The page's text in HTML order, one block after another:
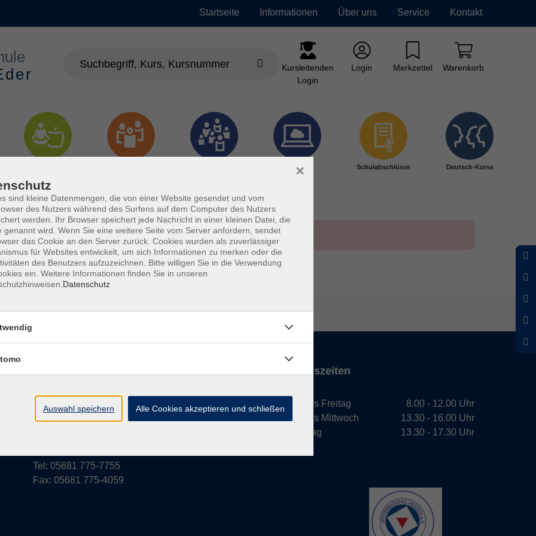
Startseite Informationen Über uns Service Kontakt
Kursleitenden
Login
Login Merkzettel Warenkorb
Digitales
Lernen
Schulabschlüsse Deutsch-Kurse
Barrierefreiheit Widerruf
Parkstraße 6
34576 Homberg (Efze)
Tel: 05681 775-7755
Fax: 05681 775-4059
Öffnungszeiten
Montag bis Freitag
Montag bis Mittwoch
Donnerstag
8.00 - 12.00 Uhr
13.30 - 16.00 Uhr
13.30 - 17.30 Uhr
sind kleine Datenmengen, die von einer Website gesendet und vom
des Nutzers während des Surfens auf dem Computer des Nutzers
werden. Ihr Browser speichert jede Nachricht in einer kleinen Datei, die
genannt wird. Wenn Sie eine weitere Seite vom Server anfordern, sendet
das Cookie an den Server zurück. Cookies wurden als zuverlässiger
für Websites entwickelt, um sich Informationen zu merken oder die
des Benutzers aufzuzeichnen. Bitte willigen Sie in die Verwendung
ein. Weitere Informationen finden Sie in unseren
Datenschutz
×
Auswahl speichern Alle Cookies akzeptieren und schließen